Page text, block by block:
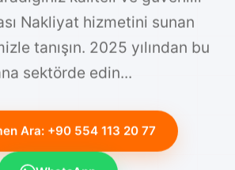
Nakliyat hizmetini sunan
tanışın. 2025 yılından bu
sektörde edin...